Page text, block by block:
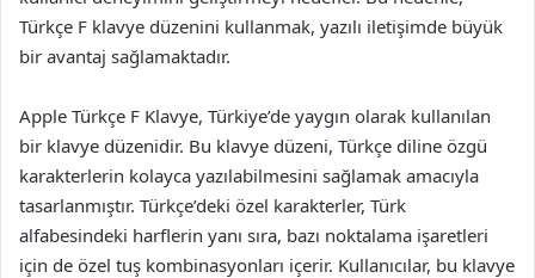
Türkçe F klavye düzenini kullanmak, yazılı iletişimde büyük
bir avantaj sağlamaktadır.
Apple Türkçe F Klavye, Türkiye’de yaygın olarak kullanılan
bir klavye düzenidir. Bu klavye düzeni, Türkçe diline özgü
karakterlerin kolayca yazılabilmesini sağlamak amacıyla
tasarlanmıştır. Türkçe’deki özel karakterler, Türk
alfabesindeki harflerin yanı sıra, bazı noktalama işaretleri
için de özel tuş kombinasyonları içerir. Kullanıcılar, bu klavye